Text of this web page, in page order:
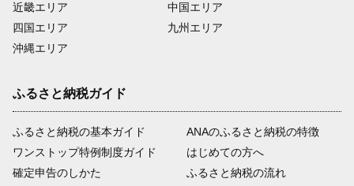
近畿エリア
四国エリア
沖縄エリア
中国エリア
九州エリア
ふるさと納税ガイド
ふるさと納税の基本ガイド
ワンストップ特例制度ガイド
確定申告のしかた
ANAのふるさと納税の特徴
はじめての方へ
ふるさと納税の流れ